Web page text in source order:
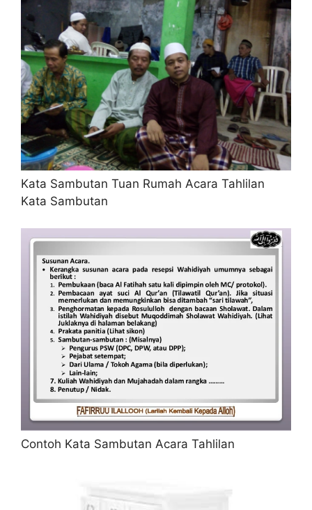
Kata Sambutan Tuan Rumah Acara Tahlilan
Kata Sambutan
Contoh Kata Sambutan Acara Tahlilan